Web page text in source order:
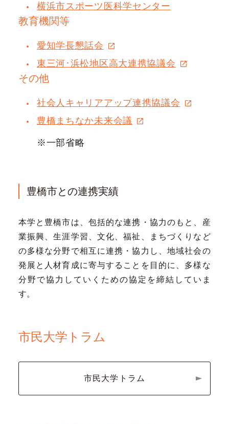
横浜市スポーツ医科学センター
教育機関等
愛知学長懇話会
東三河･浜松地区高大連携協議会
その他
社会人キャリアアップ連携協議会
豊橋まちなか未来会議
※一部省略
豊橋市との連携実績
本学と豊橋市は、包括的な連携・協力のもと、産
業振興、生涯学習、文化、福祉、まちづくりなど
の多様な分野で相互に連携・協力し、地域社会の
発展と人材育成に寄与することを目的に、多様な
分野で協力していくための協定を締結していま
す。
市民大学トラム
市民大学トラム